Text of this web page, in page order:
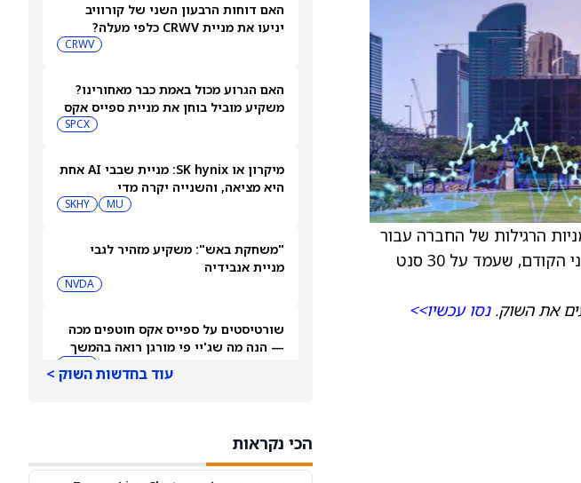
האם דוחות הרבעון השני של קורוויב
יניעו את מניית CRWV כלפי מעלה?
CRWV
האם הגרוע מכול באמת כבר מאחורינו?
משקיע מוביל בוחן את מניית ספייס אקס
SPCX
מיקרון או SK hynix: מניית שבבי AI אחת
היא מציאה, והשנייה יקרה מדי
MU
SKHY
"משחקת באש": משקיע מזהיר לגבי
מניית אנבידיה
NVDA
שורטיסטים על ספייס אקס חוטפים מכה
— הנה מה שג'יי פי מורגן רואה בהמשך
הבא… אבל המותג Cursor עלול להיעלם
עוד בחדשות השוק >
הכי נקראות
של 33 סנט למניה על המניות הרגילות של החברה עבור
הרבעון הראשון של 2026. מדובר בעלייה של 10% לעומת שיעור הדיבידנד הרבעוני הקודם, שעמד על 30 סנט
את השוק.נסו עכשיו>>